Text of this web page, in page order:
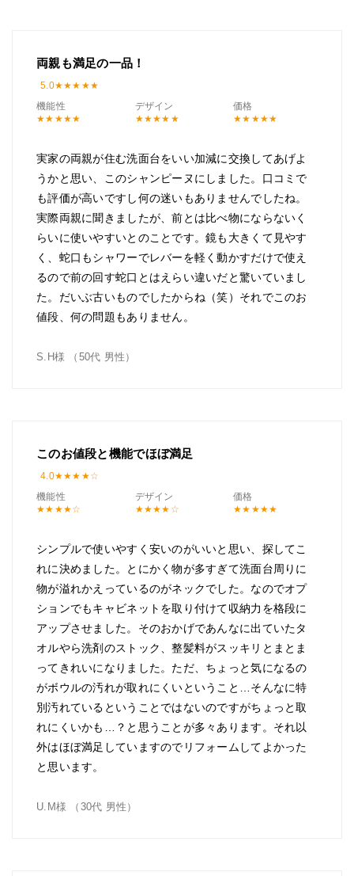
両親も満足の一品！
5.0
機能性
デザイン 価格
実家の両親が住む洗面台をいい加減に交換してあげよ
うかと思い、このシャンピーヌにしました。口コミで
も評価が高いですし何の迷いもありませんでしたね。
実際両親に聞きましたが、前とは比べ物にならないく
らいに使いやすいとのことです。鏡も大きくて見やす
く、蛇口もシャワーでレバーを軽く動かすだけで使え
るので前の回す蛇口とはえらい違いだと驚いていまし
た。だいぶ古いものでしたからね（笑）それでこのお
値段、何の問題もありません。
S.H様 （50代 男性）
このお値段と機能でほぼ満足
4.0
機能性
デザイン 価格
シンプルで使いやすく安いのがいいと思い、探してこ
れに決めました。とにかく物が多すぎて洗面台周りに
物が溢れかえっているのがネックでした。なのでオプ
ションでもキャビネットを取り付けて収納力を格段に
アップさせました。そのおかげであんなに出ていたタ
オルやら洗剤のストック、整髪料がスッキリとまとま
ってきれいになりました。ただ、ちょっと気になるの
がボウルの汚れが取れにくいということ…そんなに特
別汚れているということではないのですがちょっと取
れにくいかも…？と思うことが多々あります。それ以
外はほぼ満足していますのでリフォームしてよかった
と思います。
U.M様 （30代 男性）